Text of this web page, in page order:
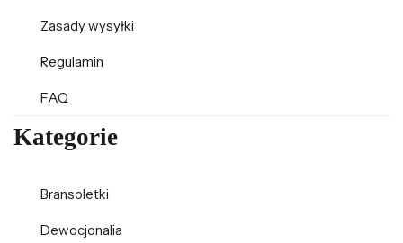
Zasady wysyłki
Regulamin
FAQ
Kategorie
Bransoletki
Dewocjonalia